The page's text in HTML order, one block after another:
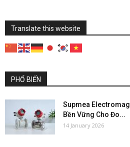
Translate this website
PHỔ BIẾN
Supmea
Bền Vững Cho Đo...
14 January 2026